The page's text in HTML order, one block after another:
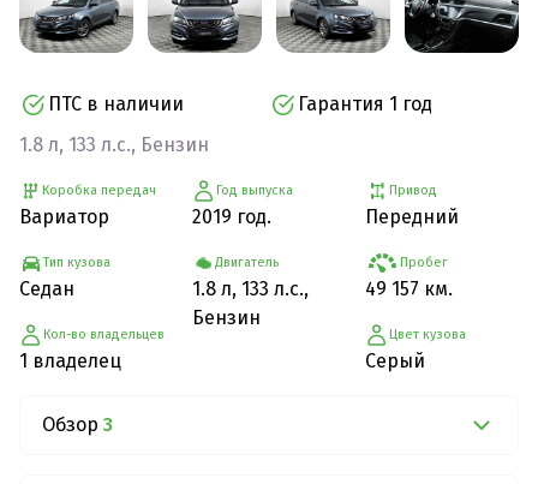
ПТС в наличии
Гарантия 1 год
1.8 л, 133 л.с., Бензин
Коробка передач
Вариатор
Тип кузова
Седан
Кол-во владельцев
1 владелец
Год выпуска
2019 год.
Двигатель
1.8 л, 133 л.с.,
Бензин
Привод
Передний
Пробег
49 157 км.
Цвет кузова
Серый
Обзор 3